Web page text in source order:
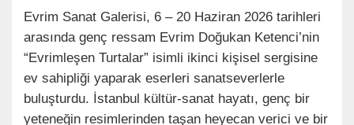
Evrim Sanat Galerisi, 6 – 20 Haziran 2026 tarihleri
arasında genç ressam Evrim Doğukan Ketenci’nin
“Evrimleşen Turtalar” isimli ikinci kişisel sergisine
ev sahipliği yaparak eserleri sanatseverlerle
buluşturdu. İstanbul kültür-sanat hayatı, genç bir
yeteneğin resimlerinden taşan heyecan verici ve bir